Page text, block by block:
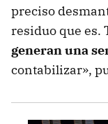
preciso
residuo que es.
generan una
contabilizar»,